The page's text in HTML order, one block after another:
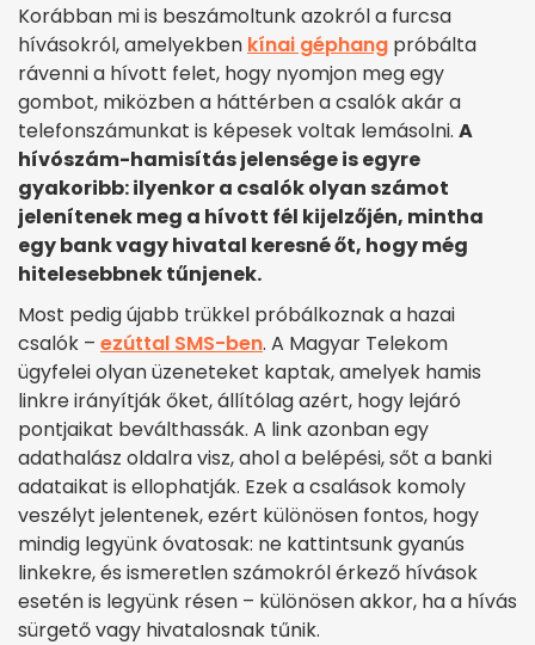
Korábban mi is beszámoltunk azokról a furcsa
hívásokról, amelyekben kínai géphang próbálta
rávenni a hívott felet, hogy nyomjon meg egy
gombot, miközben a háttérben a csalók akár a
telefonszámunkat is képesek voltak lemásolni. A
hívószám-hamisítás jelensége is egyre
gyakoribb: ilyenkor a csalók olyan számot
jelenítenek meg a hívott fél kijelzőjén, mintha
egy bank vagy hivatal keresné őt, hogy még
hitelesebbnek tűnjenek.
Most pedig újabb trükkel próbálkoznak a hazai
csalók – ezúttal SMS-ben. A Magyar Telekom
ügyfelei olyan üzeneteket kaptak, amelyek hamis
linkre irányítják őket, állítólag azért, hogy lejáró
pontjaikat beválthassák. A link azonban egy
adathalász oldalra visz, ahol a belépési, sőt a banki
adataikat is ellophatják. Ezek a csalások komoly
veszélyt jelentenek, ezért különösen fontos, hogy
mindig legyünk óvatosak: ne kattintsunk gyanús
linkekre, és ismeretlen számokról érkező hívások
esetén is legyünk résen – különösen akkor, ha a hívás
sürgető vagy hivatalosnak tűnik.